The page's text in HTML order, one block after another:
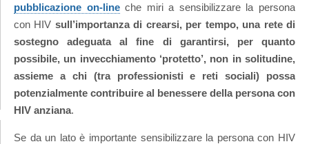
pubblicazione on-lineche miri a sensibilizzare la persona
con HIV sull’importanza di crearsi, per tempo, una rete di
sostegno adeguata al fine di garantirsi, per quanto
possibile, un invecchiamento ‘protetto’, non in solitudine,
assieme a chi (tra professionisti e reti sociali) possa
potenzialmente contribuire al benessere della persona con
HIV anziana.
Se da un lato è importante sensibilizzare la persona con HIV